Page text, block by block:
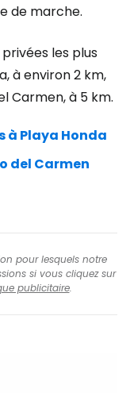
de marche.
les plus
à environ 2 km,
Carmen, à 5 km.
à Playa Honda
del Carmen
pour lesquels notre
si vous cliquez sur
publicitaire.